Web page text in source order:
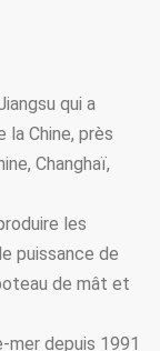
qui a
Chine, près
Changhaï,
les
puissance de
de mât et
mer depuis 1991